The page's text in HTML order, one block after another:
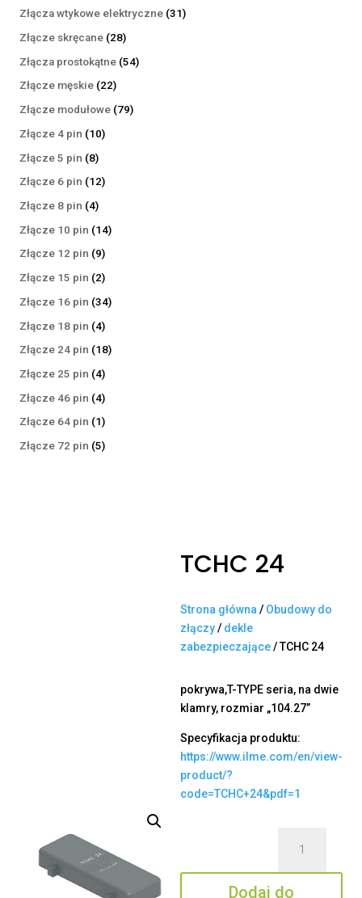
produkty
Złącza wtykowe elektryczne 3131
Złącze skręcane 2828
produktów
Złącza prostokątne 5454
Złącze męskie 2222
produkty
Złącze modułowe 7979
Złącze 4 pin 1010
Złącze 5 pin 88
produktów
Złącze 6 pin 1212
Złącze 8 pin 44
produkty
Złącze 10 pin 1414
Złącze 12 pin 99
produktów
Złącze 15 pin 22
produkty
Złącze 16 pin 3434
Złącze 18 pin 44
produkty
Złącze 24 pin 1818
Złącze 25 pin 44
produkty
Złącze 46 pin 44
produkty
Złącze 64 pin 11
produkt
Złącze 72 pin 55
TCHC 24
Strona główna / Obudowy do
złączy/ dekle
zabezpieczające/ TCHC 24
pokrywa,T-TYPE seria, na dwie
klamry, rozmiar „104.27”
Specyfikacja produktu:
https://www.ilme.com/en/view-
product/?
code=TCHC+24&pdf=1
TCHC
24
Dodaj do